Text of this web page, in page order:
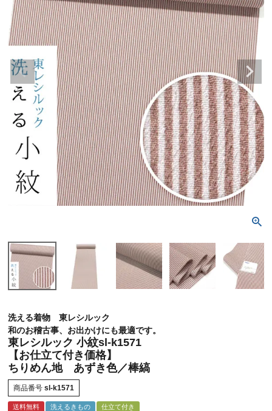
洗える着物 東レシルック
和のお稽古事、お出かけにも最適です。
東レシルック 小紋sl-k1571
【お仕立て付き価格】
ちりめん地 あずき色／棒縞
商品番号 sl-k1571
送料無料 洗えるきもの 仕立て付き